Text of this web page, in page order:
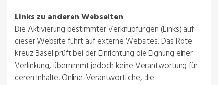
Links zu anderen Webseiten
Die Aktivierung bestimmter Verknüpfungen (Links) auf
dieser Website führt auf externe Websites. Das Rote
Kreuz Basel prüft bei der Einrichtung die Eignung einer
Verlinkung, übernimmt jedoch keine Verantwortung für
deren Inhalte. Online-Verantwortliche, die